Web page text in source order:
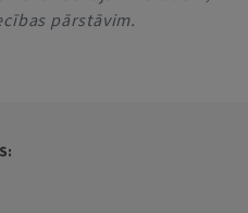
pārstāvim.